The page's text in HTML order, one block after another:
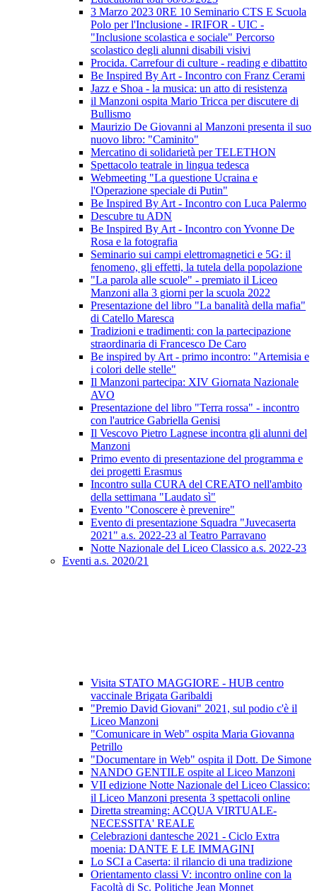
3 Marzo 2023 0RE 10 Seminario CTS E Scuola
Polo per l'Inclusione - IRIFOR - UIC -
"Inclusione scolastica e sociale" Percorso
scolastico degli alunni disabili visivi
Procida. Carrefour di culture - reading e dibattito
Be Inspired By Art - Incontro con Franz Cerami
Jazz e Shoa - la musica: un atto di resistenza
il Manzoni ospita Mario Tricca per discutere di
Bullismo
Maurizio De Giovanni al Manzoni presenta il suo
nuovo libro: "Caminito"
Mercatino di solidarietà per TELETHON
Spettacolo teatrale in lingua tedesca
Webmeeting "La questione Ucraina e
l'Operazione speciale di Putin"
Be Inspired By Art - Incontro con Luca Palermo
Descubre tu ADN
Be Inspired By Art - Incontro con Yvonne De
Rosa e la fotografia
Seminario sui campi elettromagnetici e 5G: il
fenomeno, gli effetti, la tutela della popolazione
"La parola alle scuole" - premiato il Liceo
Manzoni alla 3 giorni per la scuola 2022
Presentazione del libro "La banalità della mafia"
di Catello Maresca
Tradizioni e tradimenti: con la partecipazione
straordinaria di Francesco De Caro
Be inspired by Art - primo incontro: "Artemisia e
i colori delle stelle"
Il Manzoni partecipa: XIV Giornata Nazionale
AVO
Presentazione del libro "Terra rossa" - incontro
con l'autrice Gabriella Genisi
Il Vescovo Pietro Lagnese incontra gli alunni del
Manzoni
Primo evento di presentazione del programma e
dei progetti Erasmus
Incontro sulla CURA del CREATO nell'ambito
della settimana "Laudato sì"
Evento "Conoscere è prevenire"
Evento di presentazione Squadra "Juvecaserta
2021" a.s. 2022-23 al Teatro Parravano
Notte Nazionale del Liceo Classico a.s. 2022-23
Eventi a.s. 2020/21
Visita STATO MAGGIORE - HUB centro
vaccinale Brigata Garibaldi
"Premio David Giovani" 2021, sul podio c'è il
Liceo Manzoni
"Comunicare in Web" ospita Maria Giovanna
Petrillo
"Documentare in Web" ospita il Dott. De Simone
NANDO GENTILE ospite al Liceo Manzoni
VII edizione Notte Nazionale del Liceo Classico:
il Liceo Manzoni presenta 3 spettacoli online
Diretta streaming: ACQUA VIRTUALE-
NECESSITA' REALE
Celebrazioni dantesche 2021 - Ciclo Extra
moenia: DANTE E LE IMMAGINI
Lo SCI a Caserta: il rilancio di una tradizione
Orientamento classi V: incontro online con la
Facoltà di Sc. Politiche Jean Monnet